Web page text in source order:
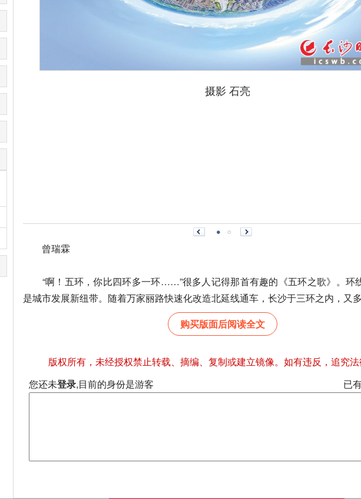
摄影 石亮
曾瑞霖
“啊！五环，你比四环多一环……”很多人记得那首有趣的《五环之歌》。环
是城市发展新纽带。随着万家丽路快速化改造北延线通车，长沙于三环之内，又
购买版面后阅读全文
版权所有，未经授权禁止转载、摘编、复制或建立镜像。如有违反，追究法
您还未登录,目前的身份是游客 已